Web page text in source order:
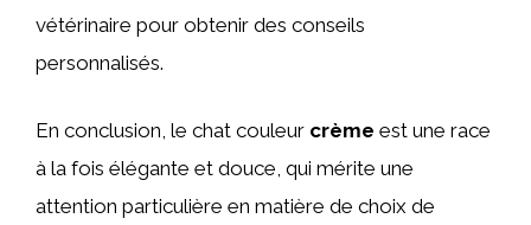
vétérinaire pour obtenir des conseils
personnalisés.
En conclusion, le chat couleur crème est une race
à la fois élégante et douce, qui mérite une
attention particulière en matière de choix de